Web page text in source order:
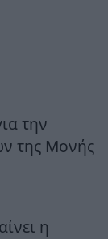
την
της Μονής
η